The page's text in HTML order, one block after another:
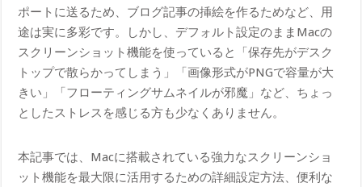
ポートに送るため、ブログ記事の挿絵を作るためなど、用
途は実に多彩です。しかし、デフォルト設定のままMacの
スクリーンショット機能を使っていると「保存先がデスク
トップで散らかってしまう」「画像形式がPNGで容量が大
きい」「フローティングサムネイルが邪魔」など、ちょっ
としたストレスを感じる方も少なくありません。
本記事では、Macに搭載されている強力なスクリーンショ
ット機能を最大限に活用するための詳細設定方法、便利な